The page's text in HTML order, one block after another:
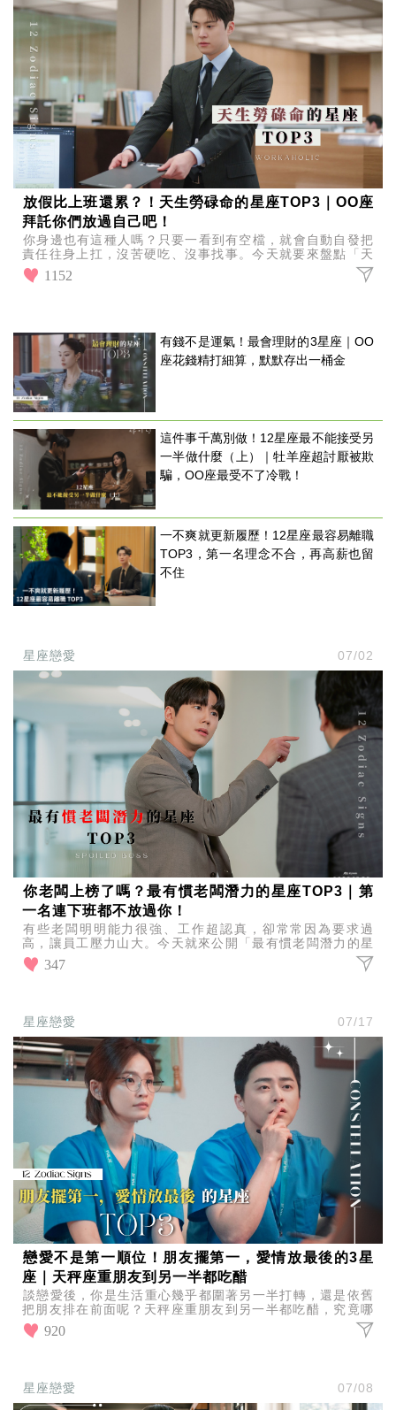
放假比上班還累？！天生勞碌命的星座TOP3｜OO座
拜託你們放過自己吧！
你身邊也有這種人嗎？只要一看到有空檔，就會自動自發把
責任往身上扛，沒苦硬吃、沒事找事。今天就要來盤點「天
生勞碌命的星座TOP3」，快來看看你或你的朋友有沒有上
榜
1152
有錢不是運氣！最會理財的3星座｜OO
座花錢精打細算，默默存出一桶金
這件事千萬別做！12星座最不能接受另
一半做什麼（上）｜牡羊座超討厭被欺
騙，OO座最受不了冷戰！
一不爽就更新履歷！12星座最容易離職
TOP3，第一名理念不合，再高薪也留
不住
星座戀愛 07/02
你老闆上榜了嗎？最有慣老闆潛力的星座TOP3｜第
一名連下班都不放過你！
有些老闆明明能力很強、工作超認真，卻常常因為要求過
高，讓員工壓力山大。今天就來公開「最有慣老闆潛力的星
座TOP3」，看看哪些星座最容易不小心走上慣老闆之路！
347
星座戀愛 07/17
戀愛不是第一順位！朋友擺第一，愛情放最後的3星
座｜天秤座重朋友到另一半都吃醋
談戀愛後，你是生活重心幾乎都圍著另一半打轉，還是依舊
把朋友排在前面呢？天秤座重朋友到另一半都吃醋，究竟哪
些星座最容易把朋友擺第一、愛情放最後？一起來看看吧！
920
星座戀愛 07/08